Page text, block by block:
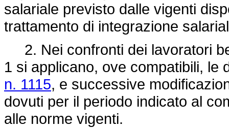
salariale previsto dalle vigenti
trattamento di integrazione
2. Nei confronti dei lavoratori
1 si applicano, ove compatibili, le
n. 1115, e successive
dovuti per il periodo indicato al
alle norme vigenti.